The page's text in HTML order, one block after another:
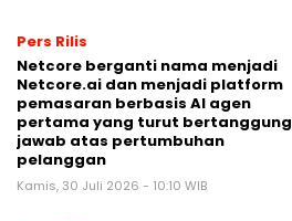
Pers Rilis
Netcore berganti nama menjadi
Netcore.ai dan menjadi platform
pemasaran berbasis AI agen
pertama yang turut bertanggung
jawab atas pertumbuhan
pelanggan
Kamis, 30 Juli 2026 - 10:10 WIB